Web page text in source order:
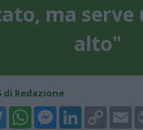
ma serve
alto"
di Redazione
WhatsAppMessenger
LinkedIn
Copy
Link
Email